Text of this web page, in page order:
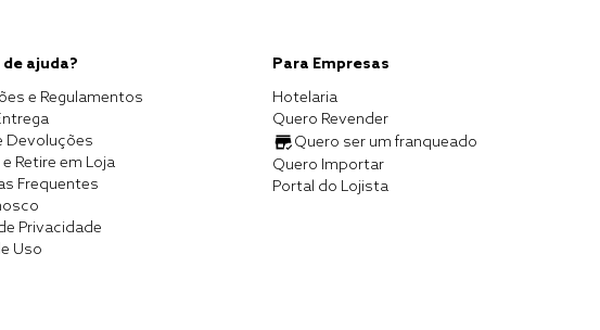
ajuda?
e Regulamentos
Devoluções
Retire em Loja
Frequentes
Privacidade
Uso
Para Empresas
Hotelaria
Quero Revender
Quero ser um franqueado
Quero Importar
Portal do Lojista